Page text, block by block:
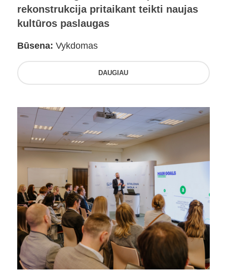
rekonstrukcija pritaikant teikti naujas
kultūros paslaugas
Būsena: Vykdomas
DAUGIAU